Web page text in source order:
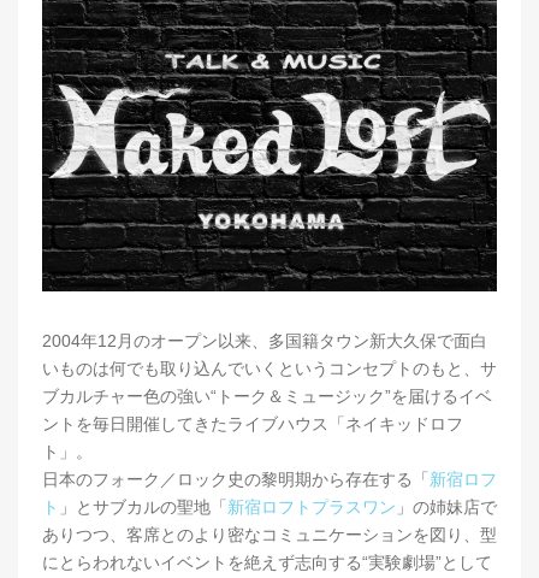
2004年12月のオープン以来、多国籍タウン新大久保で面白
いものは何でも取り込んでいくというコンセプトのもと、サ
ブカルチャー色の強い“トーク＆ミュージック”を届けるイベ
ントを毎日開催してきたライブハウス「ネイキッドロフ
ト」。
日本のフォーク／ロック史の黎明期から存在する「 新宿ロフ
ト 」とサブカルの聖地「 新宿ロフトプラスワン 」の姉妹店で
ありつつ、客席とのより密なコミュニケーションを図り、型
にとらわれないイベントを絶えず志向する“実験劇場”として